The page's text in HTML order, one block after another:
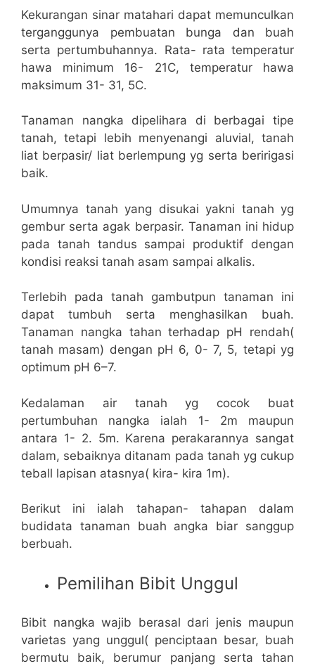
Kekurangan sinar matahari dapat memunculkan
terganggunya pembuatan bunga dan buah
serta pertumbuhannya. Rata- rata temperatur
hawa minimum 16- 21C, temperatur hawa
maksimum 31- 31, 5C.
Tanaman nangka dipelihara di berbagai tipe
tanah, tetapi lebih menyenangi aluvial, tanah
liat berpasir/ liat berlempung yg serta beririgasi
baik.
Umumnya tanah yang disukai yakni tanah yg
gembur serta agak berpasir. Tanaman ini hidup
pada tanah tandus sampai produktif dengan
kondisi reaksi tanah asam sampai alkalis.
Terlebih pada tanah gambutpun tanaman ini
dapat tumbuh serta menghasilkan buah.
Tanaman nangka tahan terhadap pH rendah(
tanah masam) dengan pH 6, 0- 7, 5, tetapi yg
optimum pH 6–7.
Kedalaman air tanah yg cocok buat
pertumbuhan nangka ialah 1- 2m maupun
antara 1- 2. 5m. Karena perakarannya sangat
dalam, sebaiknya ditanam pada tanah yg cukup
teball lapisan atasnya( kira- kira 1m).
Berikut ini ialah tahapan- tahapan dalam
budidata tanaman buah angka biar sanggup
berbuah.
Pemilihan Bibit Unggul
Bibit nangka wajib berasal dari jenis maupun
varietas yang unggul( penciptaan besar, buah
bermutu baik, berumur panjang serta tahan